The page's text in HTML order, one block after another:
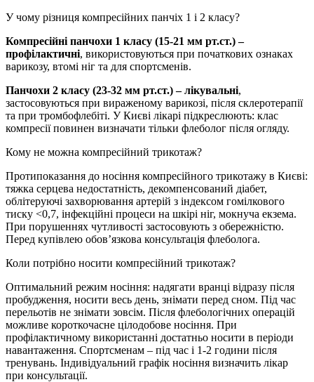
У чому різниця компресійних панчіх 1 і 2 класу?
Компресійні панчохи 1 класу (15-21 мм рт.ст.) –
профілактичні, використовуються при початкових ознаках
варикозу, втомі ніг та для спортсменів.
Панчохи 2 класу (23-32 мм рт.ст.) – лікувальні,
застосовуються при вираженому варикозі, після склеротерапії
та при тромбофлебіті. У Києві лікарі підкреслюють: клас
компресії повинен визначати тільки флеболог після огляду.
Кому не можна компресійний трикотаж?
Протипоказання до носіння компресійного трикотажу в Києві:
тяжка серцева недостатність, декомпенсований діабет,
облітеруючі захворювання артерій з індексом гомілкового
тиску <0,7, інфекційні процеси на шкірі ніг, мокнуча екзема.
При порушеннях чутливості застосовують з обережністю.
Перед купівлею обов’язкова консультація флеболога.
Коли потрібно носити компресійний трикотаж?
Оптимальний режим носіння: надягати вранці відразу після
пробудження, носити весь день, знімати перед сном. Під час
перельотів не знімати зовсім. Після флебологічних операцій
можливе короткочасне цілодобове носіння. При
профілактичному використанні достатньо носити в періоди
навантаження. Спортсменам – під час і 1-2 години після
тренувань. Індивідуальний графік носіння визначить лікар
при консультації.